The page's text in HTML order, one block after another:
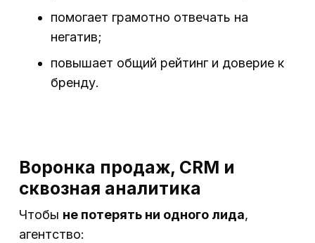
помогает грамотно отвечать на
негатив;
повышает общий рейтинг и доверие к
бренду.
Воронка продаж, CRM и
сквозная аналитика
Чтобы не потерять ни одного лида,
агентство: